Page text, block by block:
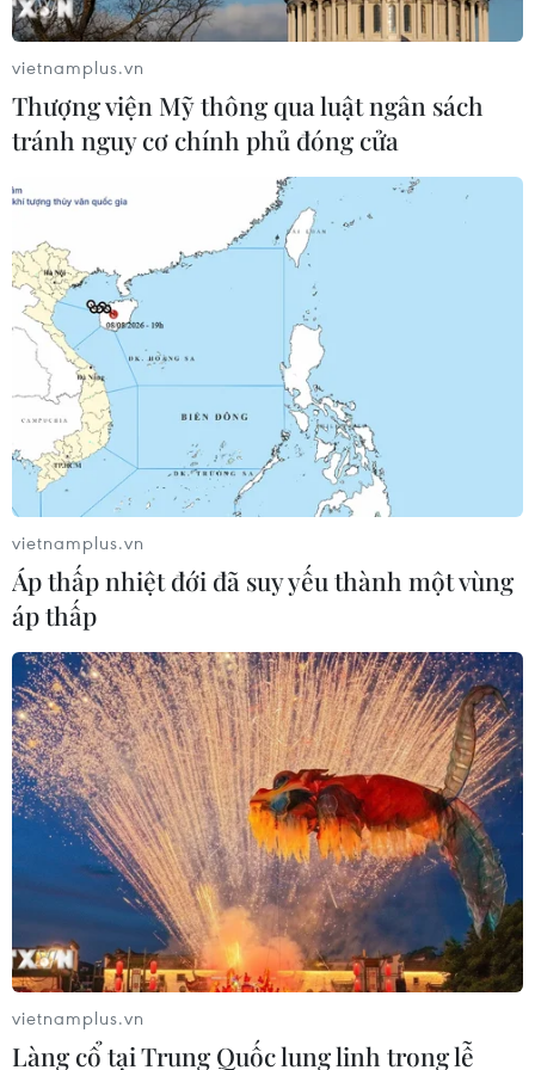
#mưa rào
#nắng nóng
#Nhiệt độ #Lạng Sơn
Bắc Giang
Lạng Sơn
Theo dõi VietnamPlus
TIN LIÊN QUAN
Thanh Hóa: Quốc lộ 217 sụt lún nghiêm
vietnamplus.vn
Thượng viện Mỹ thông qua luật ngân sách
tránh nguy cơ chính phủ đóng cửa
vietnamplus.vn
Áp thấp nhiệt đới đã suy yếu thành một vùng
áp thấp
vietnamplus.vn
Làng cổ tại Trung Quốc lung linh trong lễ